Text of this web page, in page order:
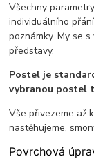
Všechny
individuálního
poznámky. My se
představy.
Postel je
vybranou postel
Vše přivezeme až
nastěhujeme,
Povrchová